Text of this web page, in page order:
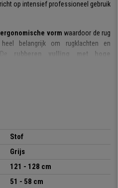
op intensief professioneel gebruik
vorm waardoor de rug
belangrijk om rugklachten en
rubberen vulling met hoge
(65 kg / m3) garandeert een
de rugleuning achterover te laten
te tillen en met de rug de leuning
vergrendeld door de hendel naar
gewicht van de gebruiker door aan
mechanisme bevindt.
materialen van topkwaliteit
Stof
Grijs
121 - 128 cm
51 - 58 cm